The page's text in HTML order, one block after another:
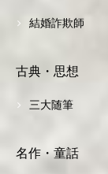
結婚詐欺師
古典・思想
三大随筆
名作・童話